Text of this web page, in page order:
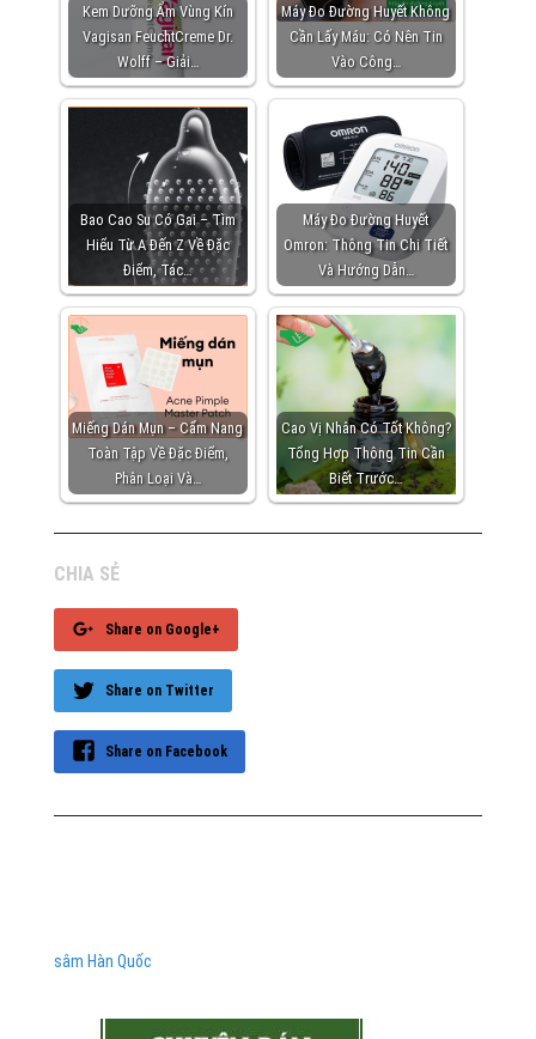
Kem Dưỡng Ẩm Vùng Kín
Vagisan FeuchtCreme Dr.
Wolff – Giải…
Máy Đo Đường Huyết Không
Cần Lấy Máu: Có Nên Tin
Vào Công…
Bao Cao Su Có Gai – Tìm
Hiểu Từ A Đến Z Về Đặc
Điểm, Tác…
Máy Đo Đường Huyết
Omron: Thông Tin Chi Tiết
Và Hướng Dẫn…
Miếng Dán Mụn – Cẩm Nang
Toàn Tập Về Đặc Điểm,
Phân Loại Và…
Cao Vị Nhân Có Tốt Không?
Tổng Hợp Thông Tin Cần
Biết Trước…
CHIA SẺ
Share on Google+
Share on Twitter
Share on Facebook
sâm Hàn Quốc